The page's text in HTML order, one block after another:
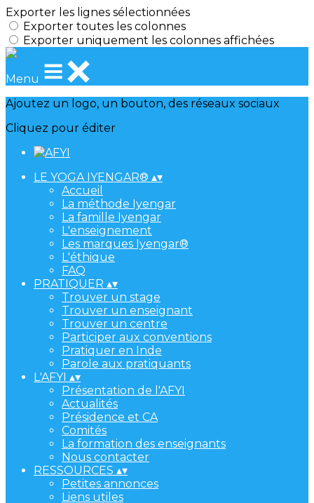
Exporter les lignes sélectionnées
Exporter toutes les colonnes
Exporter uniquement les colonnes affichées
Menu
Ajoutez un logo, un bouton, des réseaux sociaux
Cliquez pour éditer
LE YOGA IYENGAR® ▴▾
Accueil
La méthode Iyengar
La famille Iyengar
L'enseignement
Les marques Iyengar®
L'éthique
FAQ
PRATIQUER ▴▾
Trouver un stage
Trouver un enseignant
Trouver un centre
Participer aux conventions
Pratiquer en Inde
Parole aux pratiquants
L'AFYI ▴▾
Présentation de l'AFYI
Actualités
Présidence et CA
Comités
La formation des enseignants
Nous contacter
RESSOURCES ▴▾
Petites annonces
Liens utiles